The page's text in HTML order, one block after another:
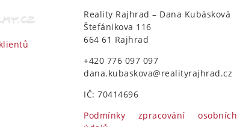
Reality Rajhrad – Dana Kubásková
Štefánikova 116
664 61 Rajhrad
+420 776 097 097
dana.kubaskova@realityrajhrad.cz
IČ: 70414696
Podmínky zpracování osobních